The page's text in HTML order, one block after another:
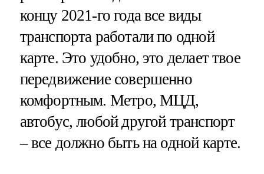
концу 2021-го года все виды
транспорта работали по одной
карте. Это удобно, это делает твое
передвижение совершенно
комфортным. Метро, МЦД,
автобус, любой другой транспорт
– все должно быть на одной карте.